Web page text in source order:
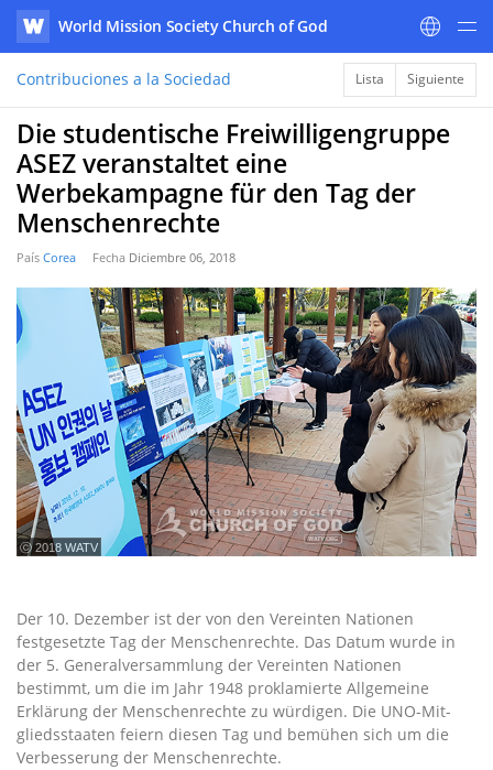
WATV
World Mission Society Church of God
Contribuciones a la Sociedad Lista Siguiente
Die studentische Freiwilligengruppe
ASEZ veranstaltet eine
Werbekampagne für den Tag der
Menschenrechte
País Corea Fecha Diciembre 06, 2018
ⓒ 2018 WATV
Der 10. Dezember ist der von den Vereinten Nationen
festgesetzte Tag der Menschenrechte. Das Datum wurde in
der 5. Generalversammlung der Vereinten Nationen
bestimmt, um die im Jahr 1948 proklamierte Allgemeine
Erklärung der Menschenrechte zu würdigen. Die UNO-Mit-
gliedsstaaten feiern diesen Tag und bemühen sich um die
Verbesserung der Menschenrechte.